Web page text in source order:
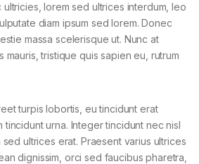
lorem sed ultrices interdum, leo
diam ipsum sed lorem. Donec
massa scelerisque ut. Nunc at
mauris, tristique quis sapien eu, rutrum
turpis lobortis, eu tincidunt erat
tincidunt urna. Integer tincidunt nec nisl
ultrices erat. Praesent varius ultrices
dignissim, orci sed faucibus pharetra,